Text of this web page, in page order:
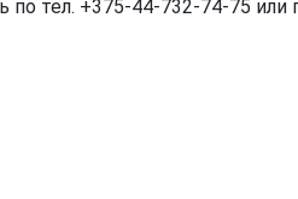
по тел. +375-44-732-74-75 или